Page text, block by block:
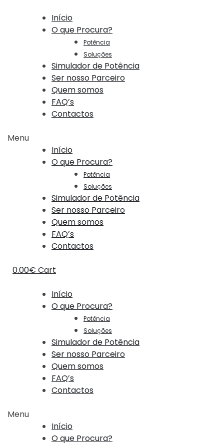
Início
O que Procura?
Potência
Soluções
Simulador de Potência
Ser nosso Parceiro
Quem somos
FAQ’s
Contactos
Menu
Início
O que Procura?
Potência
Soluções
Simulador de Potência
Ser nosso Parceiro
Quem somos
FAQ’s
Contactos
0.00€ Cart
Início
O que Procura?
Potência
Soluções
Simulador de Potência
Ser nosso Parceiro
Quem somos
FAQ’s
Contactos
Menu
Início
O que Procura?